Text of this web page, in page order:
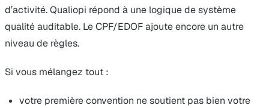
d’activité. Qualiopi répond à une logique de système
qualité auditable. Le CPF/EDOF ajoute encore un autre
niveau de règles.
Si vous mélangez tout :
votre première convention ne soutient pas bien votre